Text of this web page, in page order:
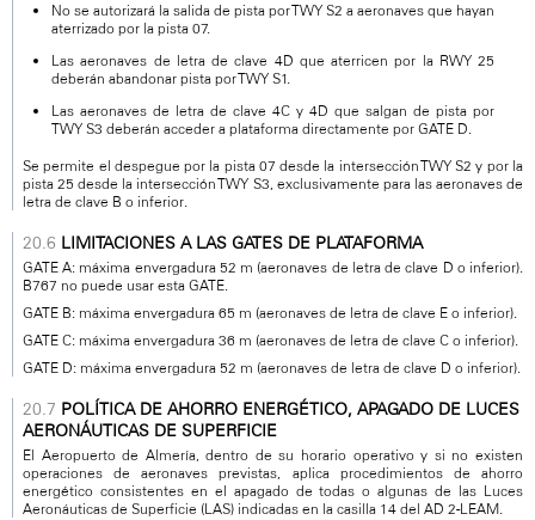
No se autorizará la salida de pista por TWY S2 a aeronaves que hayan
aterrizado por la pista 07.
Las aeronaves de letra de clave 4D que aterricen por la RWY 25
deberán abandonar pista por TWY S1.
Las aeronaves de letra de clave 4C y 4D que salgan de pista por
TWY S3 deberán acceder a plataforma directamente por GATE D.
Se permite el despegue por la pista 07 desde la intersección TWY S2 y por la
pista 25 desde la intersección TWY S3, exclusivamente para las aeronaves de
letra de clave B o inferior.
LIMITACIONES A LAS GATES DE PLATAFORMA
GATE A: máxima envergadura 52 m (aeronaves de letra de clave D o inferior).
B767 no puede usar esta GATE.
GATE B: máxima envergadura 65 m (aeronaves de letra de clave E o inferior).
GATE C: máxima envergadura 36 m (aeronaves de letra de clave C o inferior).
GATE D: máxima envergadura 52 m (aeronaves de letra de clave D o inferior).
POLÍTICA DE AHORRO ENERGÉTICO, APAGADO DE LUCES
AERONÁUTICAS DE SUPERFICIE
El Aeropuerto de Almería, dentro de su horario operativo y si no existen
operaciones de aeronaves previstas, aplica procedimientos de ahorro
energético consistentes en el apagado de todas o algunas de las Luces
Aeronáuticas de Superficie (LAS) indicadas en la casilla 14 del AD 2-LEAM.